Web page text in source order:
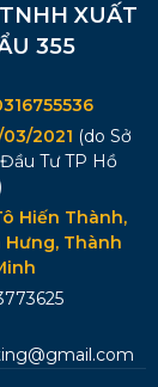
XUẤT
355
03/2021 (do Sở
Tư TP Hồ
Hiến Thành,
Hưng, Thành